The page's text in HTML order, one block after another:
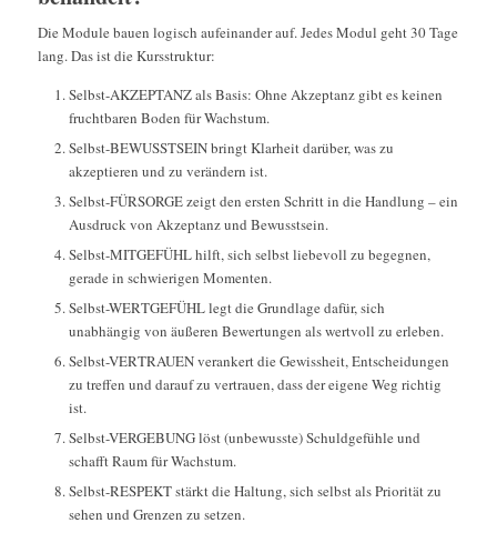
Die Module bauen logisch aufeinander auf. Jedes Modul geht 30 Tage
lang. Das ist die Kursstruktur:
Selbst-AKZEPTANZ als Basis: Ohne Akzeptanz gibt es keinen
fruchtbaren Boden für Wachstum.
Selbst-BEWUSSTSEIN bringt Klarheit darüber, was zu
akzeptieren und zu verändern ist.
Selbst-FÜRSORGE zeigt den ersten Schritt in die Handlung – ein
Ausdruck von Akzeptanz und Bewusstsein.
Selbst-MITGEFÜHL hilft, sich selbst liebevoll zu begegnen,
gerade in schwierigen Momenten.
Selbst-WERTGEFÜHL legt die Grundlage dafür, sich
unabhängig von äußeren Bewertungen als wertvoll zu erleben.
Selbst-VERTRAUEN verankert die Gewissheit, Entscheidungen
zu treffen und darauf zu vertrauen, dass der eigene Weg richtig
ist.
Selbst-VERGEBUNG löst (unbewusste) Schuldgefühle und
schafft Raum für Wachstum.
Selbst-RESPEKT stärkt die Haltung, sich selbst als Priorität zu
sehen und Grenzen zu setzen.